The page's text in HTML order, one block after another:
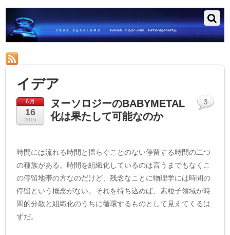
イデア
6月
16
2016
ヌーソロジーのBABYMETAL
化は果たして可能なのか
時間には流れる時間と揺らぐことのない停留する時間の二つ
の種族がある。時間を組織化しているのは言うまでもなくこ
の停留地帯の方なのだけど、残念なことに物理学には時間の
停留という概念がない。それを持ち込めば、素粒子領域が時
間的分散と組織化のうちに循環するものとして見えてくるは
ずだ。
3